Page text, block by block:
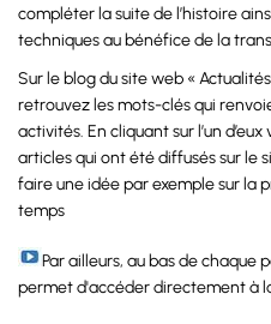
compléter la suite de l’histoire
techniques au bénéfice de la
Sur le blog du site web «
retrouvez les mots-clés qui
activités. En cliquant sur l’un
articles qui ont été diffusés sur le
faire une idée par exemple sur la
temps
Par ailleurs, au bas de chaque
permet d'accéder directement à